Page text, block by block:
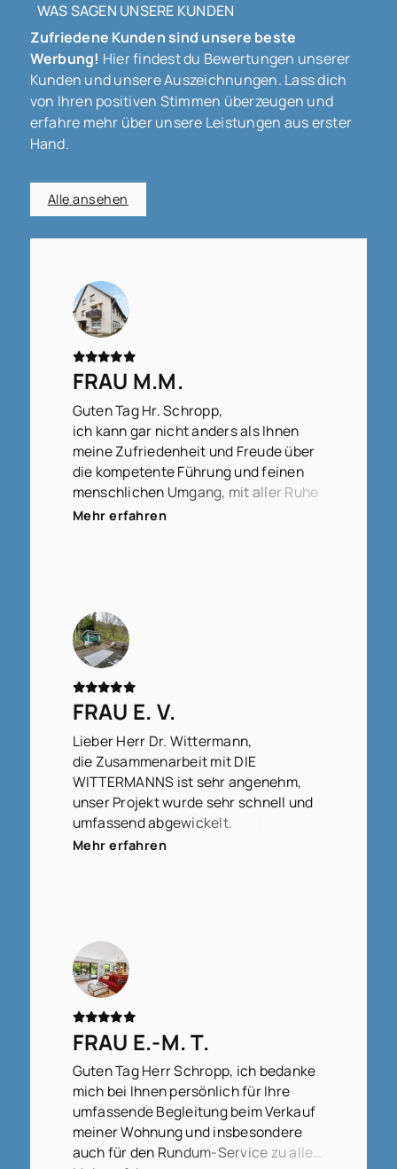
WAS SAGEN UNSERE KUNDEN
Zufriedene Kunden sind unsere beste
Werbung! Hier findest du Bewertungen unserer
Kunden und unsere Auszeichnungen. Lass dich
von Ihren positiven Stimmen überzeugen und
erfahre mehr über unsere Leistungen aus erster
Hand.
Alle ansehen
FRAU M.M.
Guten Tag Hr. Schropp,
ich kann gar nicht anders als Ihnen
meine Zufriedenheit und Freude über
die kompetente Führung und feinen
menschlichen Umgang, mit aller Ruhe
und Klarheit in der Vorgehensweise,
Mehr erfahren
FRAU E. V.
Lieber Herr Dr. Wittermann,
die Zusammenarbeit mit DIE
WITTERMANNS ist sehr angenehm,
unser Projekt wurde sehr schnell und
umfassend abgewickelt.
Wir fühlen uns sehr gut betreut.
Mehr erfahren
FRAU E.-M. T.
Guten Tag Herr Schropp, ich bedanke
mich bei Ihnen persönlich für Ihre
umfassende Begleitung beim Verkauf
meiner Wohnung und insbesondere
auch für den Rundum-Service zu allen